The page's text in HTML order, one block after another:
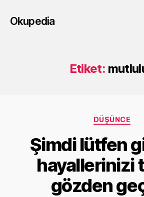
Okupedia
Etiket:
DÜŞÜNCE
Şimdi lütfen
hayallerinizi
gözden